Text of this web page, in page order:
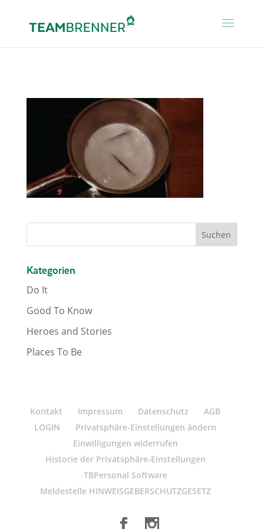
Kategorien
Do It
Good To Know
Heroes and Stories
Places To Be
Kontakt Impressum Datenschutz
AGB
LOGIN
Privatsphäre-Einstellungen ändern
Einwilligungen widerrufen
Historie der Privatsphäre-Einstellungen
TBPersonal Software
Meldestelle HINWEISGEBERSCHUTZGESETZ